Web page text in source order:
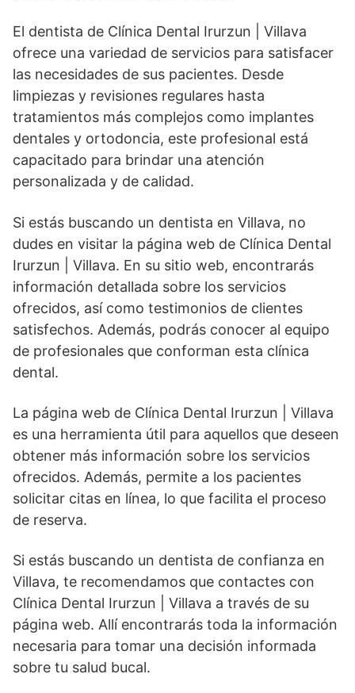
El dentista de Clínica Dental Irurzun | Villava
ofrece una variedad de servicios para satisfacer
las necesidades de sus pacientes. Desde
limpiezas y revisiones regulares hasta
tratamientos más complejos como implantes
dentales y ortodoncia, este profesional está
capacitado para brindar una atención
personalizada y de calidad.
Si estás buscando un dentista en Villava, no
dudes en visitar la página web de Clínica Dental
Irurzun | Villava. En su sitio web, encontrarás
información detallada sobre los servicios
ofrecidos, así como testimonios de clientes
satisfechos. Además, podrás conocer al equipo
de profesionales que conforman esta clínica
dental.
La página web de Clínica Dental Irurzun | Villava
es una herramienta útil para aquellos que deseen
obtener más información sobre los servicios
ofrecidos. Además, permite a los pacientes
solicitar citas en línea, lo que facilita el proceso
de reserva.
Si estás buscando un dentista de confianza en
Villava, te recomendamos que contactes con
Clínica Dental Irurzun | Villava a través de su
página web. Allí encontrarás toda la información
necesaria para tomar una decisión informada
sobre tu salud bucal.